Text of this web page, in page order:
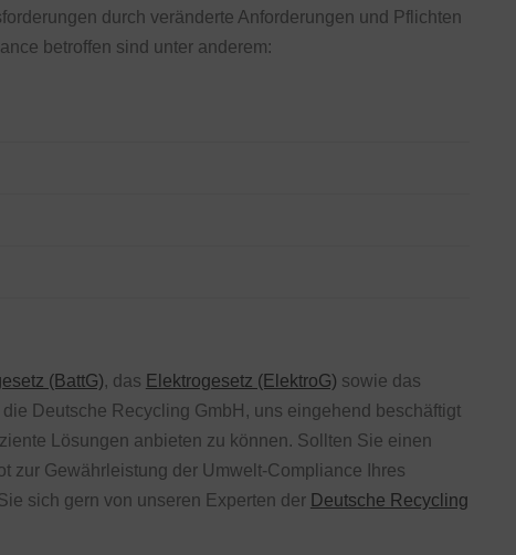
durch veränderte Anforderungen und Pflichten
betroffen sind unter anderem:
(BattG), das Elektrogesetz (ElektroG) sowie das
Deutsche Recycling GmbH, uns eingehend beschäftigt
Lösungen anbieten zu können. Sollten Sie einen
zur Gewährleistung der Umwelt-Compliance Ihres
sich gern von unseren Experten der Deutsche Recycling